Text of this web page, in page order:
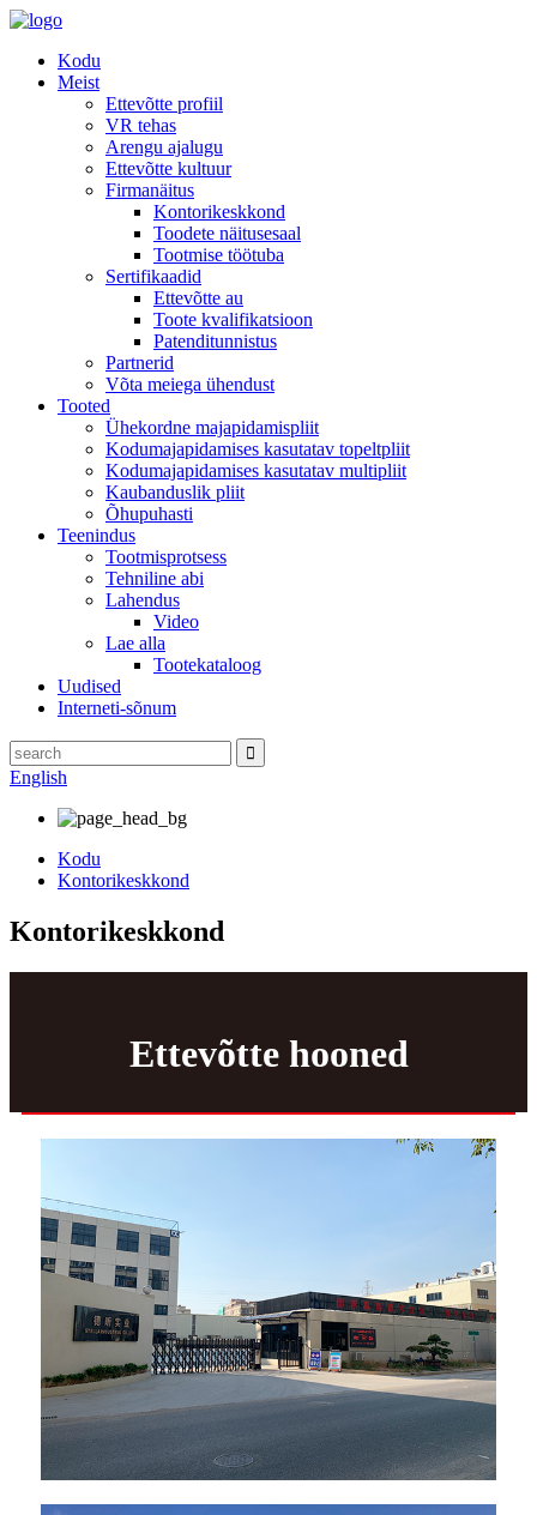
Kodu
Meist
Ettevõtte profiil
VR tehas
Arengu ajalugu
Ettevõtte kultuur
Firmanäitus
Kontorikeskkond
Toodete näitusesaal
Tootmise töötuba
Sertifikaadid
Ettevõtte au
Toote kvalifikatsioon
Patenditunnistus
Partnerid
Võta meiega ühendust
Tooted
Ühekordne majapidamispliit
Kodumajapidamises kasutatav topeltpliit
Kodumajapidamises kasutatav multipliit
Kaubanduslik pliit
Õhupuhasti
Teenindus
Tootmisprotsess
Tehniline abi
Lahendus
Video
Lae alla
Tootekataloog
Uudised
Interneti-sõnum
English
Kodu
Kontorikeskkond
Kontorikeskkond
Ettevõtte hooned